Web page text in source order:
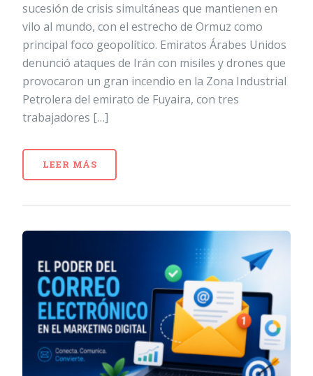
sucesión de crisis simultáneas que mantienen en
vilo al mundo, con el estrecho de Ormuz como
principal foco geopolítico. Emiratos Árabes Unidos
denunció ataques de Irán con misiles y drones que
provocaron un gran incendio en la Zona Industrial
Petrolera del emirato de Fuyaira, con tres
trabajadores […]
LEER MÁS